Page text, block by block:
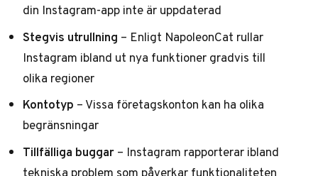
din Instagram-app inte är uppdaterad
Stegvis utrullning – Enligt NapoleonCat rullar
Instagram ibland ut nya funktioner gradvis till
olika regioner
Kontotyp – Vissa företagskonton kan ha olika
begränsningar
Tillfälliga buggar– Instagram rapporterar ibland
tekniska problem som påverkar funktionaliteten